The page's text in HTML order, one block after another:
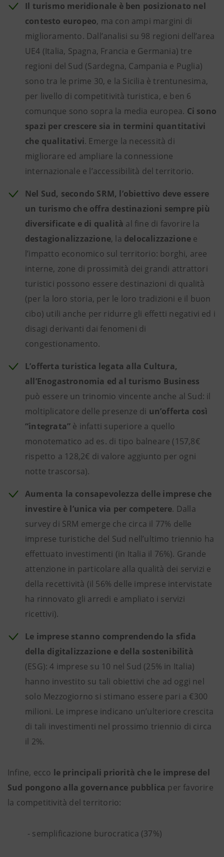
Il turismo meridionale è ben posizionato nel
contesto europeo, ma con ampi margini di
miglioramento. Dall’analisi su 98 regioni dell’area
UE4 (Italia, Spagna, Francia e Germania) tre
regioni del Sud (Sardegna, Campania e Puglia)
sono tra le prime 30, e la Sicilia è trentunesima,
per livello di competitività turistica, e ben 6
comunque sono sopra la media europea. Ci sono
spazi per crescere sia in termini quantitativi
che qualitativi. Emerge la necessità di
migliorare ed ampliare la connessione
internazionale e l’accessibilità del territorio.
Nel Sud, secondo SRM, l’obiettivo deve essere
un turismo che offra destinazioni sempre più
diversificate e di qualità al fine di favorire la
destagionalizzazione, la delocalizzazione e
l’impatto economico sul territorio: borghi, aree
interne, zone di prossimità dei grandi attrattori
turistici possono essere destinazioni di qualità
(per la loro storia, per le loro tradizioni e il buon
cibo) utili anche per ridurre gli effetti negativi ed i
disagi derivanti dai fenomeni di
congestionamento.
L’offerta turistica legata alla Cultura,
all’Enogastronomia ed al turismo Business
può essere un trinomio vincente anche al Sud: il
moltiplicatore delle presenze di un’offerta così
“integrata” è infatti superiore a quello
monotematico ad es. di tipo balneare (157,8€
rispetto a 128,2€ di valore aggiunto per ogni
notte trascorsa).
Aumenta la consapevolezza delle imprese che
investire è l’unica via per competere. Dalla
survey di SRM emerge che circa il 77% delle
imprese turistiche del Sud nell’ultimo triennio ha
effettuato investimenti (in Italia il 76%). Grande
attenzione in particolare alla qualità dei servizi e
della recettività (il 56% delle imprese intervistate
ha rinnovato gli arredi e ampliato i servizi
ricettivi).
Le imprese stanno comprendendo la sfida
della digitalizzazione e della sostenibilità
(ESG): 4 imprese su 10 nel Sud (25% in Italia)
hanno investito su tali obiettivi che ad oggi nel
solo Mezzogiorno si stimano essere pari a €300
milioni. Le imprese indicano un’ulteriore crescita
di tali investimenti nel prossimo triennio di circa
il 2%.
Infine, ecco le principali priorità che le imprese del
Sud pongono alla governance pubblica per favorire
la competitività del territorio:
- semplificazione burocratica (37%)